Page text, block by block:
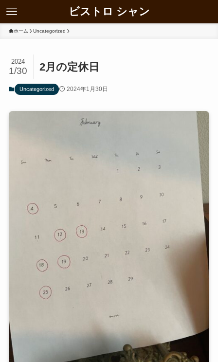
ビストロ シャン
ホーム Uncategorized
2月の定休日
2024
1/30
Uncategorized 2024年1月30日